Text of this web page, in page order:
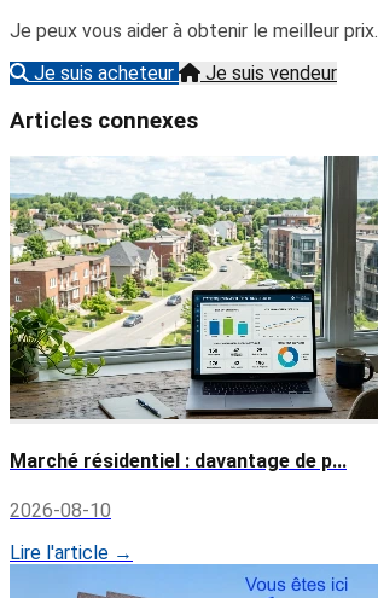
Je peux vous aider à obtenir le meilleur prix.
Je suis acheteur
Je suis vendeur
Articles connexes
Marché résidentiel : davantage de p...
2026-08-10
Lire l'article →